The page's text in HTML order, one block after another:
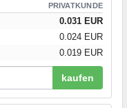
PRIVATKUNDE
0.031 EUR
0.024 EUR
0.019 EUR
kaufen